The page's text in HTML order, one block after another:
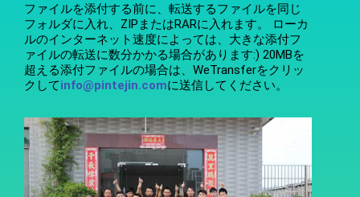
ファイルを添付する前に、転送するファイルを同じ
フォルダに入れ、ZIPまたはRARに入れます。 ローカ
ルのインターネット速度によっては、大きな添付フ
ァイルの転送に数分かかる場合があります:) 20MBを
超える添付ファイルの場合は、WeTransferをクリッ
クしてinfo@pintejin.comに送信してください。